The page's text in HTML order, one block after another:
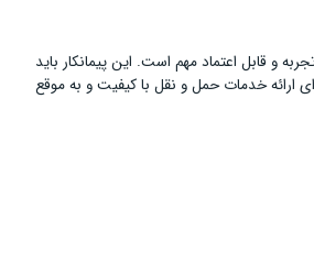
و قابل اعتماد مهم است. این پیمانکار باید
ارائه خدمات حمل و نقل با کیفیت و به موقع